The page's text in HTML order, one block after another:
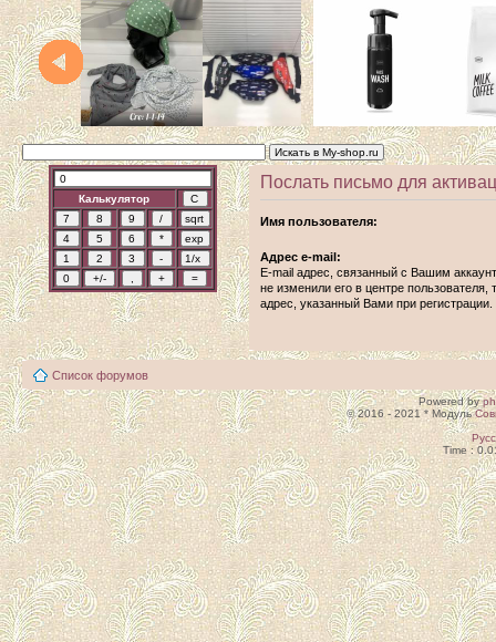
Калькулятор
Послать письмо для
Имя пользователя:
Адрес e-mail:
E-mail адрес, связанный с Вашим
не изменили его в центре пользователя,
адрес, указанный Вами при регистрации.
Список форумов
Powered by
© 2016 - 2021 * Модуль
Time :